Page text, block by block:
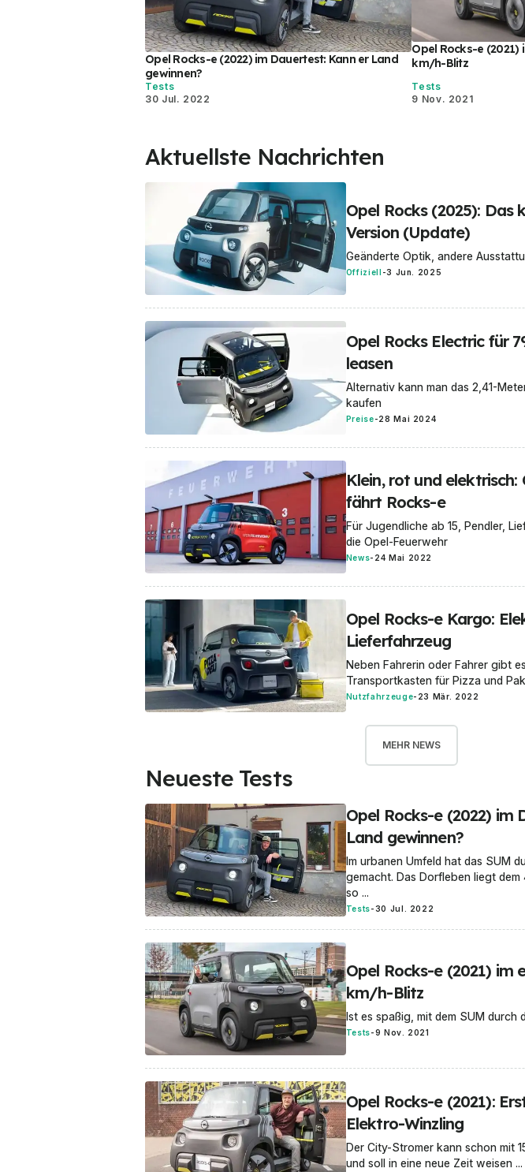
Opel Rocks-e (2022) im Dauertest: Kann er Land
gewinnen?
Tests
30 Jul. 2022
Opel Rocks-e (2021)
km/h-Blitz
Tests
9 Nov. 2021
Aktuellste Nachrichten
Opel Rocks (2025):
Version (Update)
Geänderte Optik, andere
Offiziell -3 Jun. 2025
Opel Rocks Electric für
leasen
Alternativ kann man das 2,41-
kaufen
Preise-28 Mai 2024
Klein, rot und
fährt Rocks-e
Für Jugendliche ab 15, Pendler,
die Opel-Feuerwehr
News- 24 Mai 2022
Opel Rocks-e Kargo:
Lieferfahrzeug
Neben Fahrerin oder Fahrer gibt
Transportkasten für Pizza und
Nutzfahrzeuge- 23 Mär. 2022
MEHR NEWS
Neueste Tests
Opel Rocks-e (2022) im
Land gewinnen?
Im urbanen Umfeld hat das SUM
gemacht. Das Dorfleben liegt
so ...
Tests-30 Jul. 2022
Opel Rocks-e (2021) im
km/h-Blitz
Ist es spaßig, mit dem SUM durch
Tests-9 Nov. 2021
Opel Rocks-e (2021):
Elektro-Winzling
Der City-Stromer kann schon mit
und soll in eine neue Zeit weisen ...